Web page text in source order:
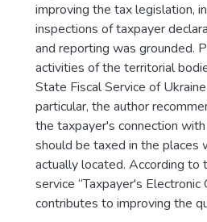
improving the tax legislation,
inspections of taxpayer
and reporting was grounded.
activities of the territorial
State Fiscal Service of
particular, the author
the taxpayer's connection
should be taxed in the places
actually located. According to
service “Taxpayer's Electronic
contributes to improving the